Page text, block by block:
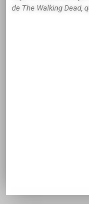
de The Walking Dead,